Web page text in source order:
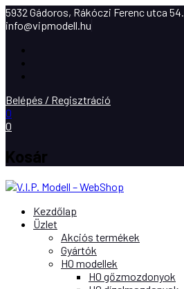
5932 Gádoros, Rákóczi Ferenc utca 54.
info@vipmodell.hu
Belépés / Regisztráció
0
0
Kosár
Kezdőlap
Üzlet
Akciós termékek
Gyártók
H0 modellek
H0 gőzmozdonyok